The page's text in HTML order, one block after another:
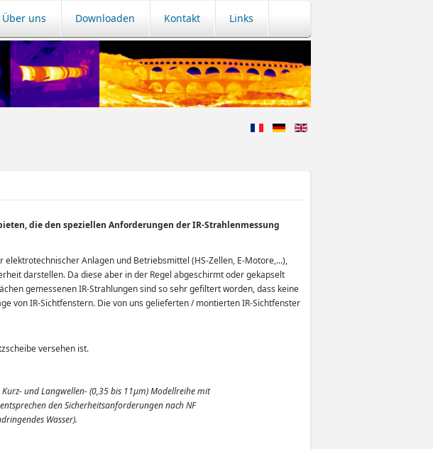
Über uns Downloaden Kontakt Links
die den speziellen Anforderungen der IR-Strahlenmessung
Anlagen und Betriebsmittel (HS-Zellen, E-Motore,...),
darstellen. Da diese aber in der Regel abgeschirmt oder gekapselt
gemessenen IR-Strahlungen sind so sehr gefiltert worden, dass keine
von IR-Sichtfenstern. Die von uns gelieferten / montierten IR-Sichtfenster
versehen ist.
und Langwellen- (0,35 bis 11µm) Modellreihe mit
den Sicherheitsanforderungen nach NF
Wasser).